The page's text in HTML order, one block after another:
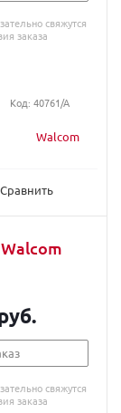
Walcom
Сравнить
свяжутся
заказа
Код: 40761/А
свяжутся
заказа